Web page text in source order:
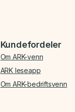
Kundefordeler
Om ARK-venn
ARK leseapp
Om ARK-bedriftsvenn